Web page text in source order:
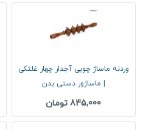
وردنه ماساژ چوبی آجدار چهار غلتکی
| ماساژور دستی بدن
845,000 تومان